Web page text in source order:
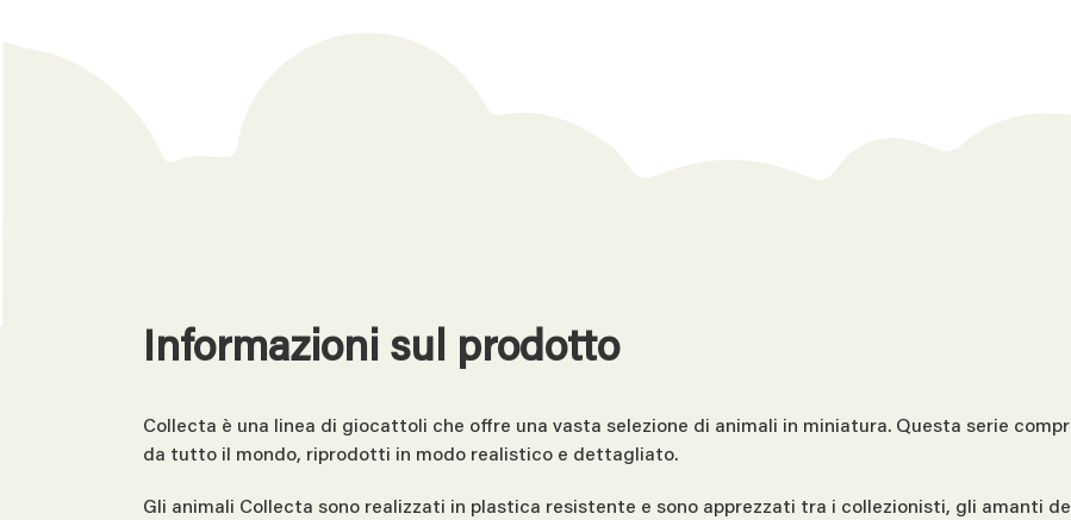
Informazioni sul prodotto
Collecta è una linea di giocattoli che offre una vasta selezione di animali in miniatura. Questa serie
da tutto il mondo, riprodotti in modo realistico e dettagliato.
Gli animali Collecta sono realizzati in plastica resistente e sono apprezzati tra i collezionisti, gli amanti